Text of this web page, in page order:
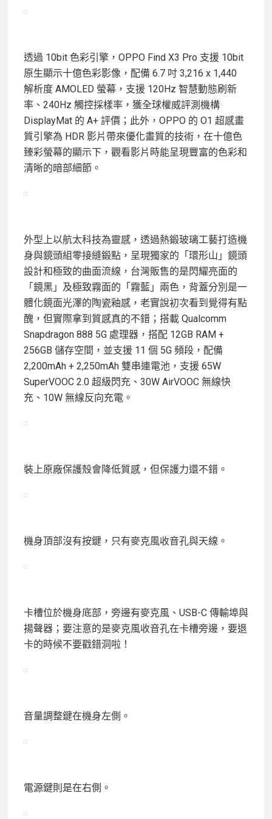
透過 10bit 色彩引擎，OPPO Find X3 Pro 支援 10bit
原生顯示十億色彩影像，配備 6.7 吋 3,216 x 1,440
解析度 AMOLED 螢幕，支援 120Hz 智慧動態刷新
率、240Hz 觸控採樣率，獲全球權威評測機構
DisplayMat 的 A+ 評價；此外，OPPO 的 O1 超感畫
質引擎為 HDR 影片帶來優化畫質的技術，在十億色
臻彩螢幕的顯示下，觀看影片時能呈現豐富的色彩和
清晰的暗部細節。
外型上以航太科技為靈感，透過熱鍛玻璃工藝打造機
身與鏡頭組零接縫鍛點，呈現獨家的「環形山」鏡頭
設計和極致的曲面流線，台灣販售的是閃耀亮面的
「鏡黑」及極致霧面的「霧藍」兩色，背蓋分別是一
體化鏡面光澤的陶瓷釉感，老實說初次看到覺得有點
醜，但實際拿到質感真的不錯；搭載 Qualcomm
Snapdragon 888 5G 處理器，搭配 12GB RAM +
256GB 儲存空間，並支援 11 個 5G 頻段，配備
2,200mAh + 2,250mAh 雙串連電池，支援 65W
SuperVOOC 2.0 超級閃充、30W AirVOOC 無線快
充、10W 無線反向充電。
裝上原廠保護殼會降低質感，但保護力還不錯。
機身頂部沒有按鍵，只有麥克風收音孔與天線。
卡槽位於機身底部，旁邊有麥克風、USB-C 傳輸埠與
揚聲器；要注意的是麥克風收音孔在卡槽旁邊，要退
卡的時候不要戳錯洞啦！
音量調整鍵在機身左側。
電源鍵則是在右側。